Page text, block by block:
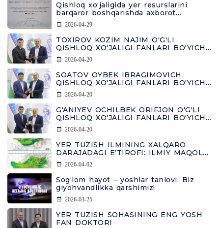
Qishloq xo‘jaligida yer resurslarini
barqaror boshqarishda axborot
tizimlarining o‘rni
2026-04-29
TOXIROV KOZIM NAJIM O'G'LI
QISHLOQ XO'JALIGI FANLARI BO'YICHA
FALSAFA DOKTORI DIPLOMINI OLDI
2026-04-20
SOATOV OYBEK IBRAGIMOVICH
QISHLOQ XO'JALIGI FANLARI BO'YICHA
FALSAFA DOKTORI DIPLOMINI OLDI
2026-04-20
G'ANIYEV OCHILBEK ORIFJON O'G'LI
QISHLOQ XO'JALIGI FANLARI BO'YICHA
FALSAFA DOKTORI DIPLOMINI OLDI
2026-04-20
YER TUZISH ILMINING XALQARO
DARAJADAGI E’TIROFI: ILMIY MAQOLA
FRONTIERS JURNALIDA CHOP ETILDI
2026-04-02
Sog‘lom hayot – yoshlar tanlovi: Biz
giyohvandlikka qarshimiz!
2026-03-25
YER TUZISH SOHASINING ENG YOSH
FAN DOKTORI